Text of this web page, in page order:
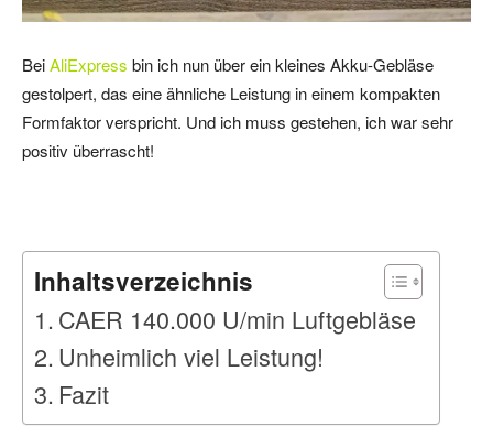
BeiAliExpress bin ich nun über ein kleines Akku-Gebläse
gestolpert, das eine ähnliche Leistung in einem kompakten
Formfaktor verspricht. Und ich muss gestehen, ich war sehr
positiv überrascht!
Inhaltsverzeichnis
CAER 140.000 U/min Luftgebläse
Unheimlich viel Leistung!
Fazit